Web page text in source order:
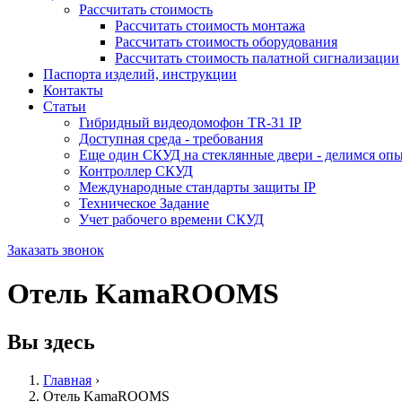
Рассчитать стоимость
Рассчитать стоимость монтажа
Рассчитать стоимость оборудования
Рассчитать стоимость палатной сигнализации
Паспорта изделий, инструкции
Контакты
Статьи
Гибридный видеодомофон TR-31 IP
Доступная среда - требования
Еще один СКУД на стеклянные двери - делимся
Контроллер СКУД
Международные стандарты защиты IP
Техническое Задание
Учет рабочего времени СКУД
Заказать звонок
Отель KamaROOMS
Вы здесь
Главная ›
Отель KamaROOMS